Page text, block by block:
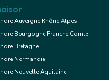
Voir le bien
Auvergne Rhône Alpes
Bourgogne Franche Comté
Bretagne
Normandie
Nouvelle Aquitaine